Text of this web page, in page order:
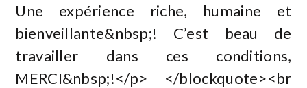
Une expérience riche, humaine et
bienveillante&nbsp;! C’est beau de
travailler dans ces conditions,
MERCI&nbsp;!</p> </blockquote><br